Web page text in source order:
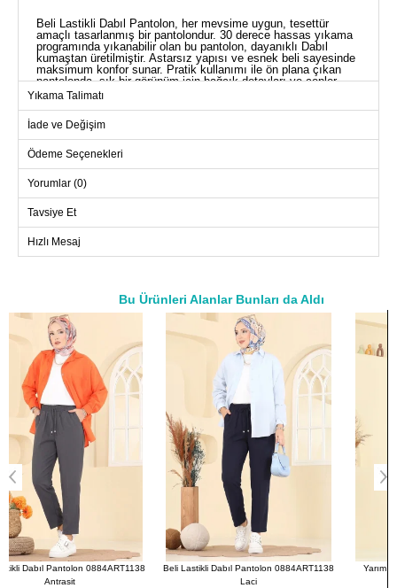
Beli Lastikli Dabıl Pantolon, her mevsime uygun, tesettür
amaçlı tasarlanmış bir pantolondur. 30 derece hassas yıkama
programında yıkanabilir olan bu pantolon, dayanıklı Dabıl
kumaştan üretilmiştir. Astarsız yapısı ve esnek beli sayesinde
maksimum konfor sunar. Pratik kullanımı ile ön plana çıkan
pantolonda, şık bir görünüm için bağcık detayları ve cepler
eklenmiştir.
PANTOLON BEDEN
Beden
Basen
Boy
38
44
108
86
46
112
86
120
86
124
Yıkama Talimatı
İade ve Değişim
Ödeme Seçenekleri
Yorumlar (0)
Tavsiye Et
Hızlı Mesaj
Bu Ürünleri Alanlar Bunları da Aldı
a>
Beli Lastikli Dabıl Pantolon 0884ART1138
Yarım Fermuarlı Modal Kumaş Takım
5017HBS856 Kahve